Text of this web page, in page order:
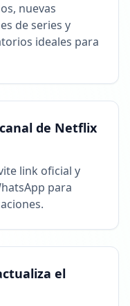
+983
nuevas
de series y
ideales para
de Netflix
link oficial y
para
el